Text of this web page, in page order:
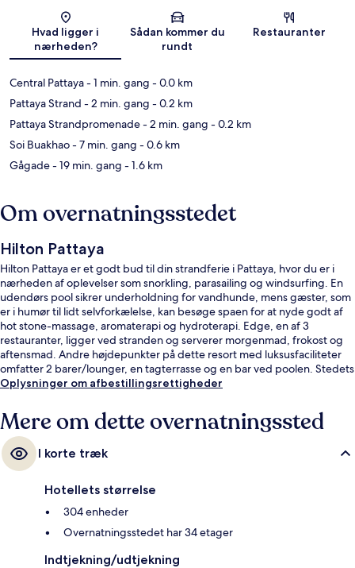
Hvad ligger i
nærheden?
Sådan kommer du
rundt
Restauranter
Central Pattaya- 1 min. gang - 0.0 km
Pattaya Strand - 2 min. gang - 0.2 km
Pattaya Strandpromenade- 2 min. gang - 0.2 km
Soi Buakhao- 7 min. gang - 0.6 km
Gågade- 19 min. gang - 1.6 km
Om overnatningsstedet
Hilton Pattaya
Hilton Pattaya er et godt bud til din strandferie i Pattaya, hvor du er i
nærheden af oplevelser som snorkling, parasailing og windsurfing. En
udendørs pool sikrer underholdning for vandhunde, mens gæster, som
er i humør til lidt selvforkælelse, kan besøge spaen for at nyde godt af
hot stone-massage, aromaterapi og hydroterapi. Edge, en af 3
restauranter, ligger ved stranden og serverer morgenmad, frokost og
aftensmad. Andre højdepunkter på dette resort med luksusfaciliteter
omfatter 2 barer/lounger, en tagterrasse og en bar ved poolen. Stedets
hjælpsomme personale og generelle forhold får gode bedømmelser fra
Oplysninger om afbestillingsrettigheder
Mere om dette overnatningssted
I korte træk
Hotellets størrelse
304 enheder
Overnatningsstedet har 34 etager
Indtjekning/udtjekning